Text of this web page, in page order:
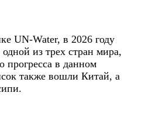
UN-Water, в 2026 году
из трех стран мира,
прогресса в данном
также вошли Китай, а